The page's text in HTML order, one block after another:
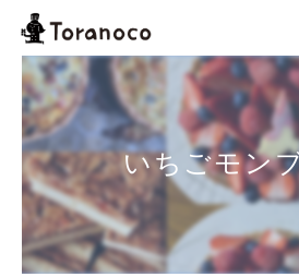
いちごモン